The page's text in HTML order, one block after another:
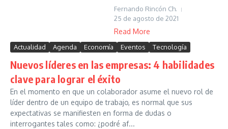
Fernando Rincón Ch.
25 de agosto de 2021
Read More
Actualidad Agenda Economía Eventos Tecnología
Nuevos líderes en las empresas: 4 habilidades
clave para lograr el éxito
En el momento en que un colaborador asume el nuevo rol de
líder dentro de un equipo de trabajo, es normal que sus
expectativas se manifiesten en forma de dudas o
interrogantes tales como: ¿podré af...